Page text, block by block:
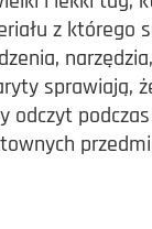
z którego
sprawiają,
odczyt